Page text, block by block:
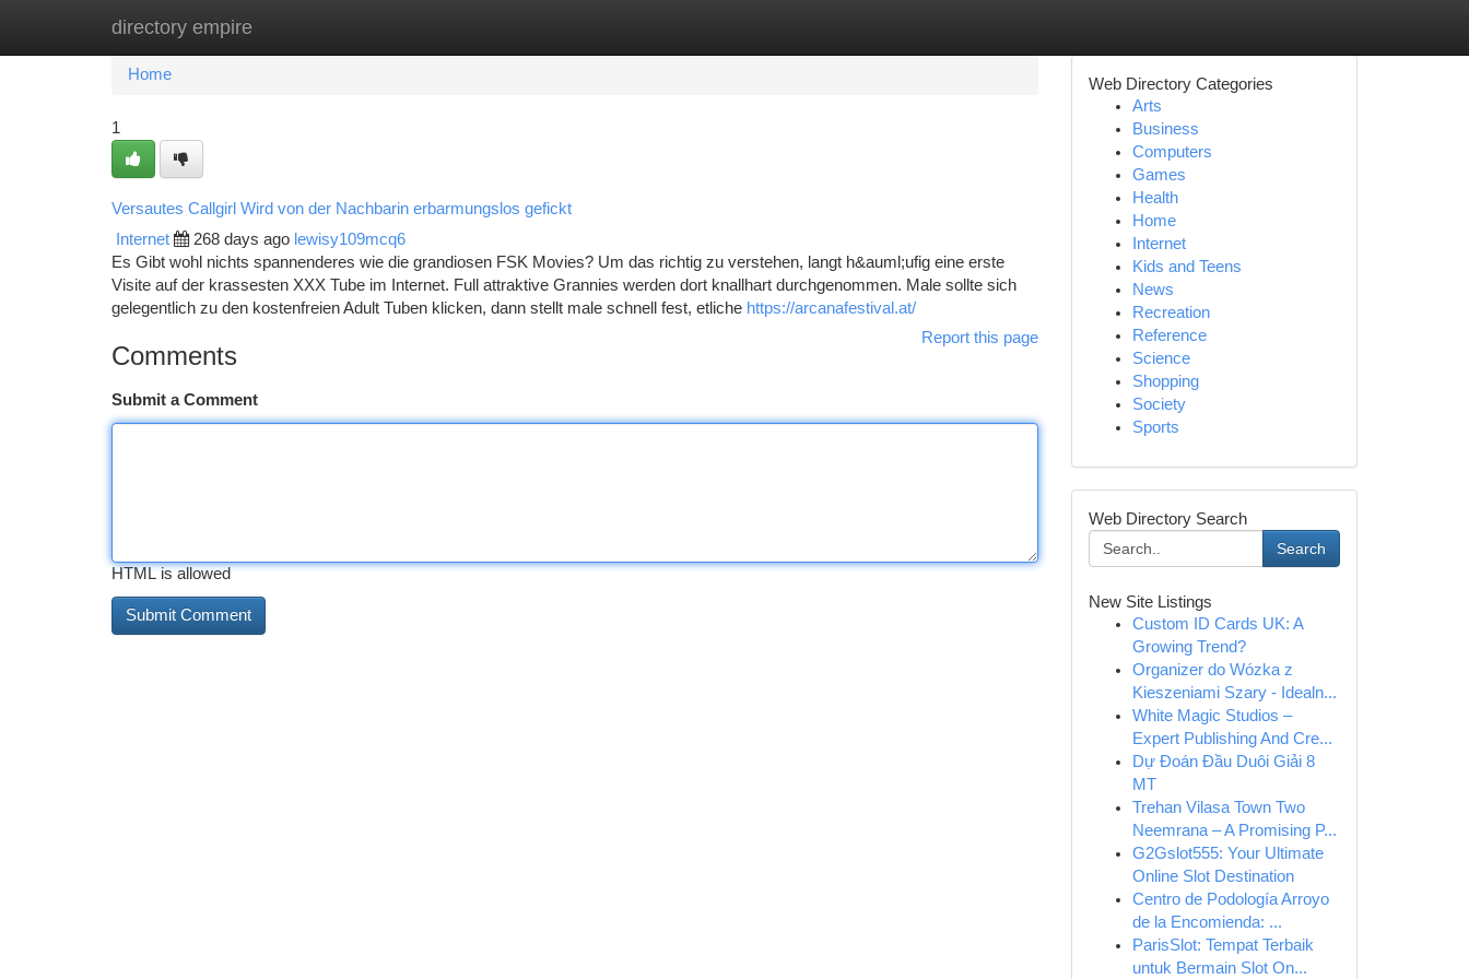
directory empire
Home New Site Listings
Home
1
Versautes Callgirl Wird von der Nachbarin erbarmungslos gefickt
Internet 268 days ago lewisy109mcq6
Es Gibt wohl nichts spannenderes wie die grandiosen FSK Movies? Um das richtig zu verstehen, langt h&auml;ufig eine erste
Visite auf der krassesten XXX Tube im Internet. Full attraktive Grannies werden dort knallhart durchgenommen. Male sollte sich
gelegentlich zu den kostenfreien Adult Tuben klicken, dann stellt male schnell fest, etliche https://arcanafestival.at/
Report this page
Comments
Submit a Comment
HTML is allowed
Web Directory Categories
Arts
Business
Computers
Games
Health
Home
Internet
Kids and Teens
News
Recreation
Reference
Science
Shopping
Society
Sports
Web Directory Search
Search
New Site Listings
Custom ID Cards UK: A
Growing Trend?
Organizer do Wózka z
Kieszeniami Szary - Idealn...
White Magic Studios –
Expert Publishing And Cre...
Dự Đoán Đầu Duôi Giải 8
MT
Trehan Vilasa Town Two
Neemrana – A Promising P...
G2Gslot555: Your Ultimate
Online Slot Destination
Centro de Podología Arroyo
de la Encomienda: ...
ParisSlot: Tempat Terbaik
untuk Bermain Slot On...